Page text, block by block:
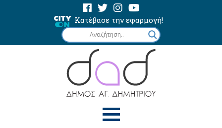
Κατέβασε την εφαρμογή!